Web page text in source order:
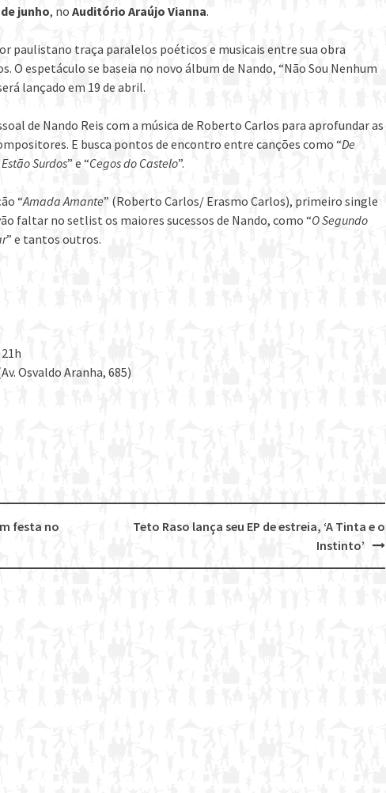
de junho, no Auditório Araújo Vianna.
paulistano traça paralelos poéticos e musicais entre sua obra
O espetáculo se baseia no novo álbum de Nando, “Não Sou Nenhum
lançado em 19 de abril.
de Nando Reis com a música de Roberto Carlos para aprofundar as
E busca pontos de encontro entre canções como “De
Surdos” e “Cegos do Castelo”.
“Amada Amante” (Roberto Carlos/ Erasmo Carlos), primeiro single
faltar no setlist os maiores sucessos de Nando, como “O Segundo
” e tantos outros.
Osvaldo Aranha, 685)
Teto Raso lança seu EP de estreia, ‘A Tinta e o
Instinto’
festa no